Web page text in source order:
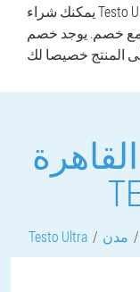
يمكنك شراء Testo Ultra في القاهرة على الموقع الرسمي
المصنعة بخصم حالي قدره 49$ مع خصم. يوجد خصم
Testo Ultra مدن